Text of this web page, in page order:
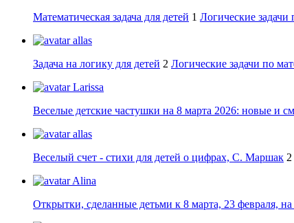
Математическая задача для детей 1 Логические задачи
allas
Задача на логику для детей 2 Логические задачи по
Larissa
Веселые детские частушки на 8 марта 2026: новые и
allas
Веселый счет - стихи для детей о цифрах, С. Маршак 2
Alina
Открытки, сделанные детьми к 8 марта, 23 февраля,